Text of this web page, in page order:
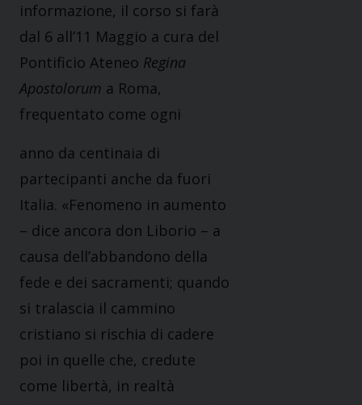
informazione, il corso si farà
dal 6 all’11 Maggio a cura del
Pontificio Ateneo Regina
Apostolorum a Roma,
frequentato come ogni
anno da centinaia di
partecipanti anche da fuori
Italia. «Fenomeno in aumento
– dice ancora don Liborio – a
causa dell’abbandono della
fede e dei sacramenti; quando
si tralascia il cammino
cristiano si rischia di cadere
poi in quelle che, credute
come libertà, in realtà